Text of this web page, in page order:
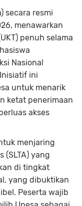
secara resmi
menawarkan
penuh selama
Nasional
ini
untuk menarik
ketat penerimaan
akses
menjaring
(SLTA) yang
di tingkat
yang dibuktikan
Peserta wajib